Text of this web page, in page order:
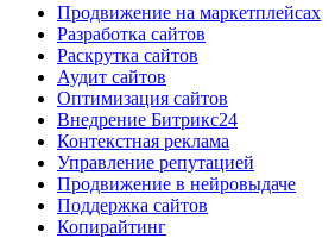
Продвижение на маркетплейсах
Разработка сайтов
Раскрутка сайтов
Аудит сайтов
Оптимизация сайтов
Внедрение Битрикс24
Контекстная реклама
Управление репутацией
Продвижение в нейровыдаче
Поддержка сайтов
Копирайтинг